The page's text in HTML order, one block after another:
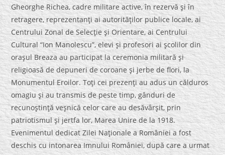
Gheorghe Richea, cadre militare active, în rezervă şi în
retragere, reprezentanţi ai autorităţilor publice locale, ai
Centrului Zonal de Selecţie şi Orientare, ai Centrului
Cultural “Ion Manolescu”, elevi şi profesori ai şcolilor din
oraşul Breaza au participat la ceremonia militară şi
religioasă de depuneri de coroane şi jerbe de flori, la
Monumentul Eroilor. Toţi cei prezenţi au adus un călduros
omagiu şi au transmis de peste timp, gânduri de
recunoştinţă veşnică celor care au desăvârşit, prin
patriotismul şi jertfa lor, Marea Unire de la 1918.
Evenimentul dedicat Zilei Naţionale a României a fost
deschis cu intonarea Imnului României, după care a urmat